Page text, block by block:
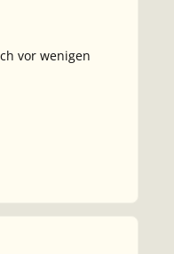
vor wenigen